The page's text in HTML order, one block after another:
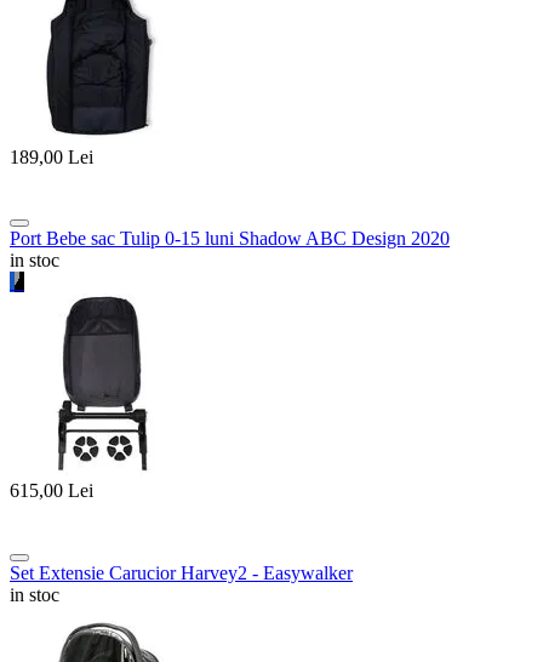
189,00 Lei
Port Bebe sac Tulip 0-15 luni Shadow ABC Design 2020
in stoc
615,00 Lei
Set Extensie Carucior Harvey2 - Easywalker
in stoc